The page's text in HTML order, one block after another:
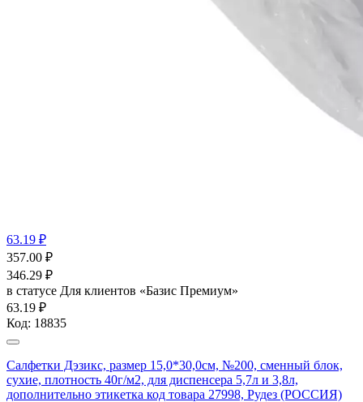
63.19 ₽
357.00 ₽
346.29 ₽
в статусе Для клиентов «Базис Премиум»
63.19 ₽
Код: 18835
Салфетки Дэзикс, размер 15,0*30,0см, №200, сменный блок,
сухие, плотность 40г/м2, для диспенсера 5,7л и 3,8л,
дополнительно этикетка код товара 27998, Рудез (РОССИЯ)